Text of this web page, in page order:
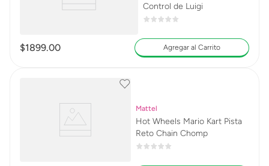
Control de Luigi
$1899.00 Agregar al Carrito
Mattel
Hot Wheels Mario Kart Pista
Reto Chain Chomp